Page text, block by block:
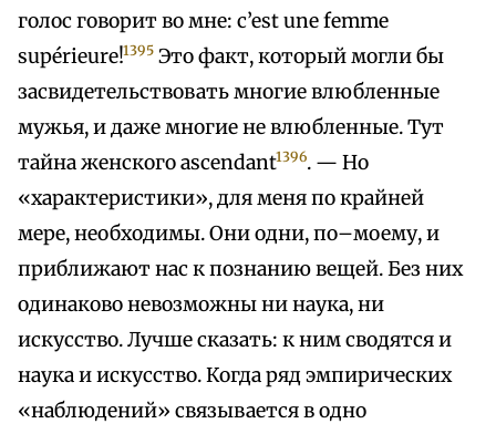
голос говорит во мне: c’est une femme
supérieure!1395 Это факт, который могли бы
засвидетельствовать многие влюбленные
мужья, и даже многие не влюбленные. Тут
тайна женского ascendant1396. — Но
«характеристики», для меня по крайней
мере, необходимы. Они одни, по–моему, и
приближают нас к познанию вещей. Без них
одинаково невозможны ни наука, ни
искусство. Лучше сказать: к ним сводятся и
наука и искусство. Когда ряд эмпирических
«наблюдений» связывается в одно